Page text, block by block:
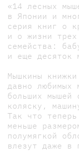
«14 лесных
в Японии и
серия книг о
и о жизни трех
семейства:
и еще десяток
Мышкины
давно
больших
коляску,
Так что
меньше
полумягкой
влезут даже в